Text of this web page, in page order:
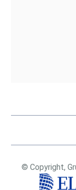
© Copyright,